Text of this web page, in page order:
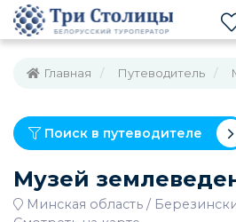
Главная Путеводитель
Поиск в путеводителе
Музей
Минская область